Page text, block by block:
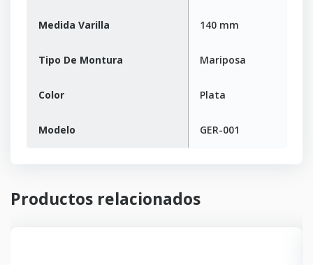
Medida Varilla 140 mm
Tipo De Montura Mariposa
Color Plata
Modelo GER-001
Productos relacionados